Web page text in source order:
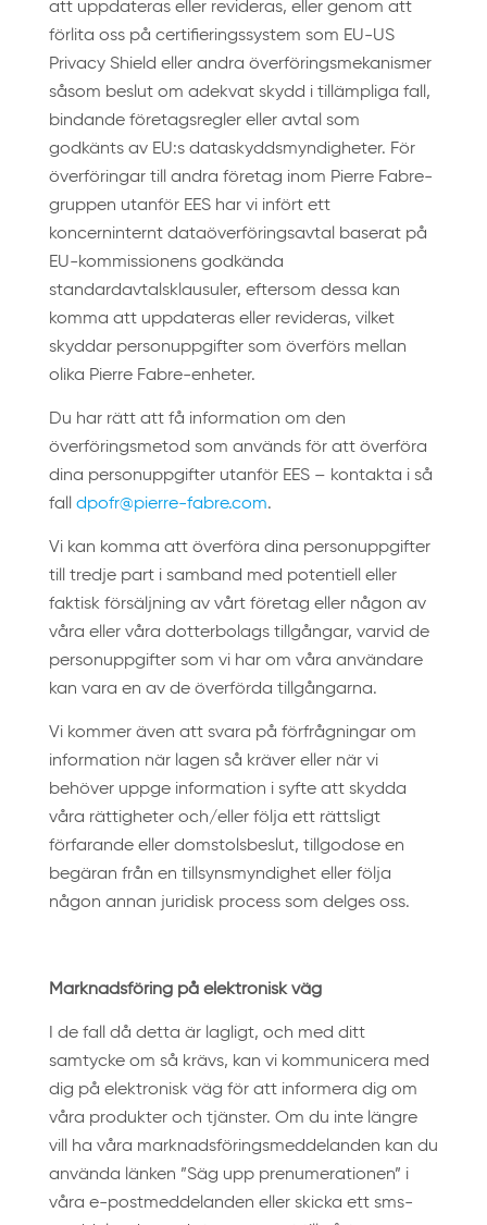
att uppdateras eller revideras, eller genom att
förlita oss på certifieringssystem som EU-US
Privacy Shield eller andra överföringsmekanismer
såsom beslut om adekvat skydd i tillämpliga fall,
bindande företagsregler eller avtal som
godkänts av EU:s dataskyddsmyndigheter. För
överföringar till andra företag inom Pierre Fabre-
gruppen utanför EES har vi infört ett
koncerninternt dataöverföringsavtal baserat på
EU-kommissionens godkända
standardavtalsklausuler, eftersom dessa kan
komma att uppdateras eller revideras, vilket
skyddar personuppgifter som överförs mellan
olika Pierre Fabre-enheter.
Du har rätt att få information om den
överföringsmetod som används för att överföra
dina personuppgifter utanför EES – kontakta i så
fall dpofr@pierre-fabre.com.
Vi kan komma att överföra dina personuppgifter
till tredje part i samband med potentiell eller
faktisk försäljning av vårt företag eller någon av
våra eller våra dotterbolags tillgångar, varvid de
personuppgifter som vi har om våra användare
kan vara en av de överförda tillgångarna.
Vi kommer även att svara på förfrågningar om
information när lagen så kräver eller när vi
behöver uppge information i syfte att skydda
våra rättigheter och/eller följa ett rättsligt
förfarande eller domstolsbeslut, tillgodose en
begäran från en tillsynsmyndighet eller följa
någon annan juridisk process som delges oss.
Marknadsföring på elektronisk väg
I de fall då detta är lagligt, och med ditt
samtycke om så krävs, kan vi kommunicera med
dig på elektronisk väg för att informera dig om
våra produkter och tjänster. Om du inte längre
vill ha våra marknadsföringsmeddelanden kan du
använda länken ”Säg upp prenumerationen” i
våra e-postmeddelanden eller skicka ett sms-